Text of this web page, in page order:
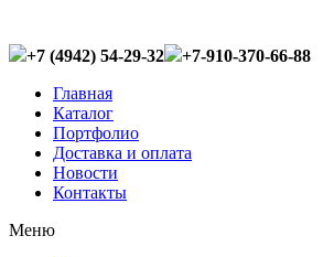
+7 (4942) 54-29-32
+7-910-370-66-88
Главная
Каталог
Портфолио
Доставка и оплата
Новости
Контакты
Меню